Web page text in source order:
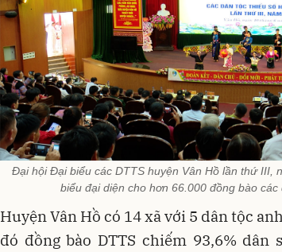
Đại hội Đại biểu các DTTS huyện Vân Hồ lần thứ III,
biểu đại diện cho hơn 66.000 đồng bào
Huyện Vân Hồ có 14 xã với 5 dân tộc
đó đồng bào DTTS chiếm 93,6% dân